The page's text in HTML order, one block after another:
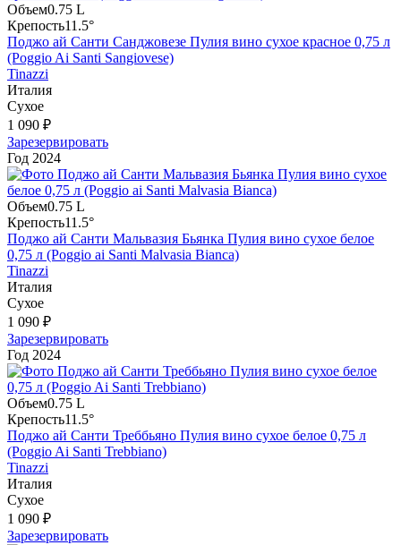
Объем0.75 L
Крепость11.5°
Поджо ай Санти Санджовезе Пулия вино сухое красное 0,75 л
(Poggio Ai Santi Sangiovese)
Tinazzi
Италия
Сухое
1 090 ₽
Зарезервировать
Год 2024
Объем0.75 L
Крепость11.5°
Поджо ай Санти Мальвазия Бьянка Пулия вино сухое белое
0,75 л (Poggio ai Santi Malvasia Bianca)
Tinazzi
Италия
Сухое
1 090 ₽
Зарезервировать
Год 2024
Объем0.75 L
Крепость11.5°
Поджо ай Санти Треббьяно Пулия вино сухое белое 0,75 л
(Poggio Ai Santi Trebbiano)
Tinazzi
Италия
Сухое
1 090 ₽
Зарезервировать